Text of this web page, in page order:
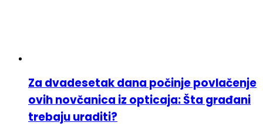
Za dvadesetak dana počinje povlačenje
ovih novčanica iz opticaja: Šta građani
trebaju uraditi?